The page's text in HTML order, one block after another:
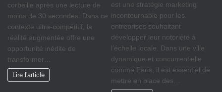
corbeille après une lecture de
moins de 30 secondes. Dans ce
contexte ultra-compétitif, la
réalité augmentée offre une
opportunité inédite de
transformer…
Lire l'article
est une stratégie marketing
incontournable pour les
entreprises souhaitant
développer leur notoriété à
l’échelle locale. Dans une ville
dynamique et concurrentielle
comme Paris, il est essentiel de
mettre en place des…